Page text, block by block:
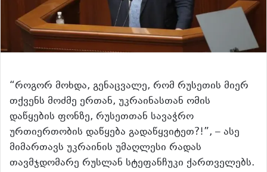
“როგორ მოხდა, გენაცვალე, რომ რუსეთის მიერ
თქვენს მოძმე ერთან, უკრაინასთან ომის
დაწყების ფონზე, რუსეთთან სავაჭრო
ურთიერთობის დაწყება გადაწყვიტეთ?!”, – ასე
მიმართავს უკრაინის უმაღლესი რადას
თავმჯდომარე რუსლან სტეფანჩუკი ქართველებს.